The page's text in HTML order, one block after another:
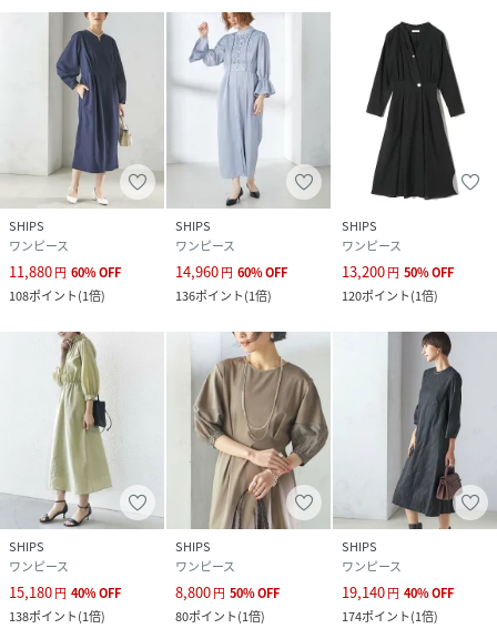
※ポケット袋布が透けていますので、ポケットに入れた中身
が多少透けて見える場合がございます。予めご留意くださ
い。
※【着丈】こちらの商品は肩から一番高い位置より計測して
おります。予めご留意ください。
※過度な力や摩擦が加わると、縫い目の滑脱、生地の擦り切
れや破れ、生地の変形が生じますので十分にご注意くださ
い。
※撮影環境により商品の色味が異なって見える場合がござい
ます。商品のお色味は、物撮り画像をご参考にしてくださ
い。
上、着用又はお取り扱いください。
※画像の商品はサンプルです。
実際の商品と仕様、加工、サイズが若干異なる場合がござい
ます。
ライトグレー：162cmB78W59H84着用サイズ：ONESIZE
ネイビー：162cmB78W59H84着用サイズ：ONESIZE
原産国
SHIPS
ワンピース
11,880円 60%OFF
108ポイント(1倍)
SHIPS
ワンピース
14,960円 60%OFF
136ポイント(1倍)
SHIPS
ワンピース
13,200円 50%OFF
120ポイント(1倍)
SHIPS
ワンピース
15,180円 40%OFF
138ポイント(1倍)
SHIPS
ワンピース
8,800円 50%OFF
80ポイント(1倍)
SHIPS
ワンピース
19,140円 40%OFF
174ポイント(1倍)